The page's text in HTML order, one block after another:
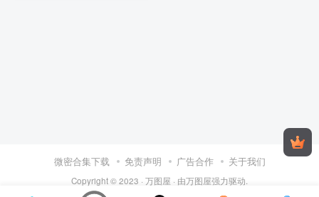
微密合集下载 免责声明 广告合作 关于我们
Copyright © 2023 · 万图屋 · 由万图屋强力驱动.